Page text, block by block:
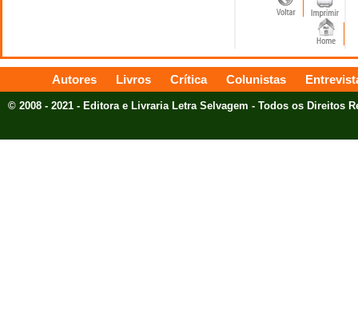
Autores Livros Crítica Colunistas
© 2008 - 2021 - Editora e Livraria Letra Selvagem - Todos os Direitos